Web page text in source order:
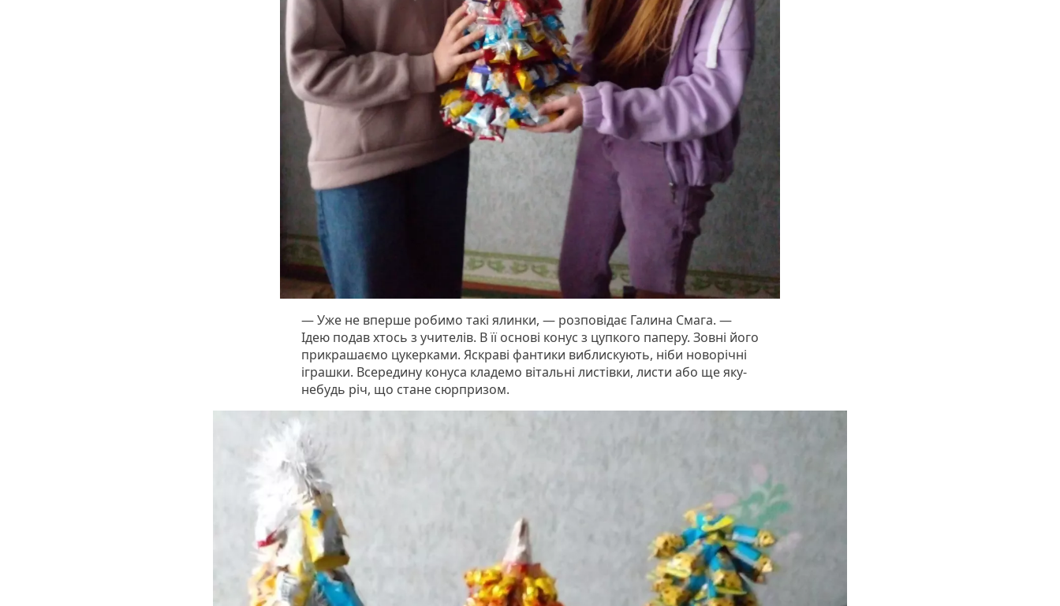
— Уже не вперше робимо такі ялинки, — розповідає Галина Смага. —
Ідею подав хтось з учителів. В її основі конус з цупкого паперу. Зовні його
прикрашаємо цукерками. Яскраві фантики виблискують, ніби новорічні
іграшки. Всередину конуса кладемо вітальні листівки, листи або ще яку-
небудь річ, що стане сюрпризом.